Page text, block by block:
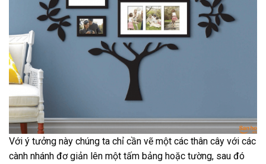
Với ý tưởng này chúng ta chỉ cần vẽ một các thân cây với các
cành nhánh đơ giản lên một tấm bảng hoặc tường, sau đó